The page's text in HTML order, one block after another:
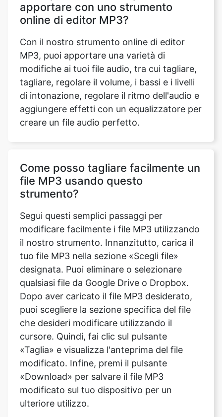
Copy Link
MP3, puoi apportare una varietà di
modifiche ai tuoi file audio, tra cui tagliare,
tagliare, regolare il volume, i bassi e i livelli
di intonazione, regolare il ritmo dell'audio e
aggiungere effetti con un equalizzatore per
creare un file audio perfetto.
Come posso tagliare facilmente un
Segui questi semplici passaggi per
modificare facilmente i file MP3 utilizzando
il nostro strumento. Innanzitutto, carica il
tuo file MP3 nella sezione «Scegli file»
designata. Puoi eliminare o selezionare
qualsiasi file da Google Drive o Dropbox.
Dopo aver caricato il file MP3 desiderato,
puoi scegliere la sezione specifica del file
che desideri modificare utilizzando il
cursore. Quindi, fai clic sul pulsante
«Taglia» e visualizza l'anteprima del file
modificato. Infine, premi il pulsante
«Download» per salvare il file MP3
modificato sul tuo dispositivo per un
ulteriore utilizzo.
Posso aggiungere musica alla mia